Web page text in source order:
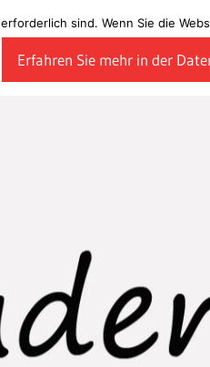
sind. Wenn Sie die
Erfahren Sie mehr in der